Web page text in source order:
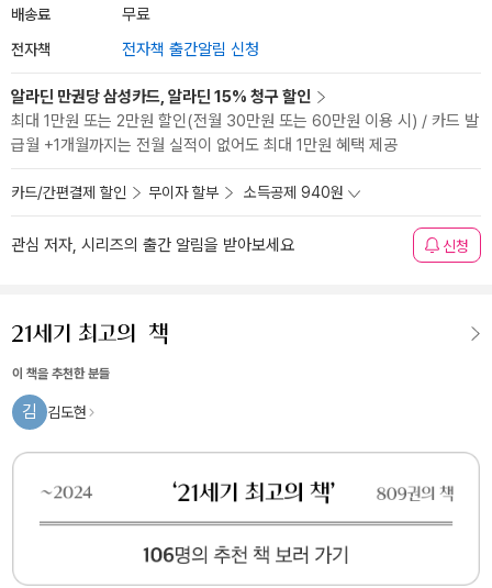
배송료 무료
전자책 전자책 출간알림 신청
알라딘 만권당 삼성카드, 알라딘 15% 청구 할인
최대 1만원 또는 2만원 할인(전월 30만원 또는 60만원 이용 시) / 카드 발
급월 +1개월까지는 전월 실적이 없어도 최대 1만원 혜택 제공
카드/간편결제 할인 무이자 할부 소득공제 940원
관심 저자, 시리즈의 출간 알림을 받아보세요 신청
이 책을 추천한 분들
김 김도현